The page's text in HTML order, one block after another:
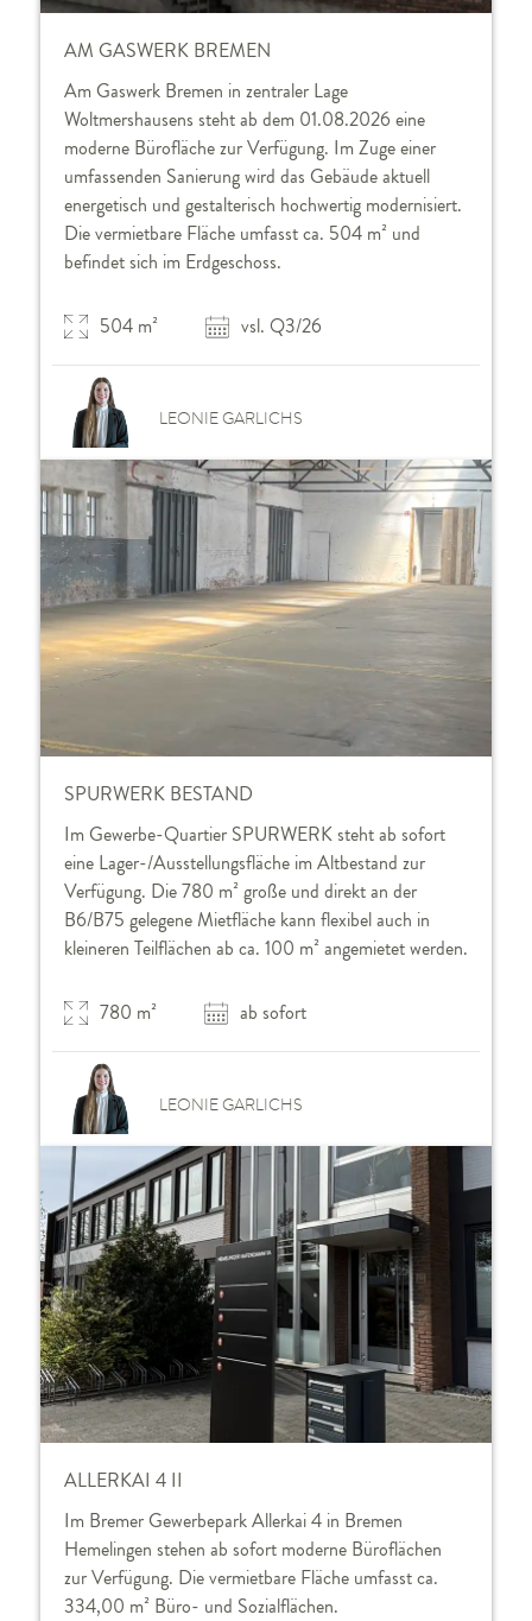
AM GASWERK BREMEN
Am Gaswerk Bremen in zentraler Lage
Woltmershausens steht ab dem 01.08.2026 eine
moderne Bürofläche zur Verfügung. Im Zuge einer
umfassenden Sanierung wird das Gebäude aktuell
energetisch und gestalterisch hochwertig modernisiert.
Die vermietbare Fläche umfasst ca. 504 m² und
befindet sich im Erdgeschoss.
504 m² vsl. Q3/26
LEONIE GARLICHS
SPURWERK BESTAND
Im Gewerbe-Quartier SPURWERK steht ab sofort
eine Lager-/Ausstellungsfläche im Altbestand zur
Verfügung. Die 780 m² große und direkt an der
B6/B75 gelegene Mietfläche kann flexibel auch in
kleineren Teilflächen ab ca. 100 m² angemietet werden.
780 m² ab sofort
LEONIE GARLICHS
ALLERKAI 4 II
Im Bremer Gewerbepark Allerkai 4 in Bremen
Hemelingen stehen ab sofort moderne Büroflächen
zur Verfügung. Die vermietbare Fläche umfasst ca.
334,00 m² Büro- und Sozialflächen.